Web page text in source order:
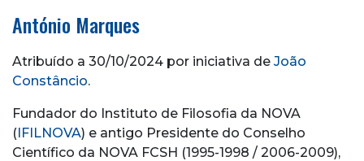
António Marques
Atribuído a 30/10/2024 por iniciativa de João
Constâncio.
Fundador do Instituto de Filosofia da NOVA
(IFILNOVA) e antigo Presidente do Conselho
Científico da NOVA FCSH (1995-1998 / 2006-2009),